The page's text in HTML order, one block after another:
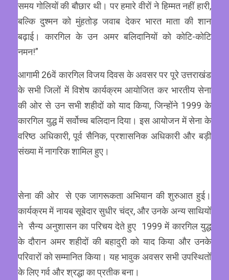
समय गोलियों की बौछार थी। पर हमारे वीरों ने हिम्मत नहीं हारी,
बल्कि दुश्मन को मुंहतोड़ जवाब देकर भारत माता की शान
बढ़ाई। कारगिल के उन अमर बलिदानियों को कोटि-कोटि
नमन!”
आगामी 26वें कारगिल विजय दिवस के अवसर पर पूरे उत्तराखंड
के सभी जिलों में विशेष कार्यक्रम आयोजित कर भारतीय सेना
की ओर से उन सभी शहीदों को याद किया, जिन्होंने 1999 के
कारगिल युद्ध में सर्वोच्च बलिदान दिया। इस आयोजन में सेना के
वरिष्ठ अधिकारी, पूर्व सैनिक, प्रशासनिक अधिकारी और बड़ी
संख्या में नागरिक शामिल हुए।
सेना की ओर से एक जागरूकता अभियान की शुरुआत हुई।
कार्यक्रम में नायब सूबेदार सुधीर चंद्र, और उनके अन्य साथियों
ने सैन्य अनुशासन का परिचय देते हुए 1999 में कारगिल युद्ध
के दौरान अमर शहीदों की बहादुरी को याद किया और उनके
परिवारों को सम्मानित किया। यह भावुक अवसर सभी उपस्थितों
के लिए गर्व और श्रद्धा का प्रतीक बना।